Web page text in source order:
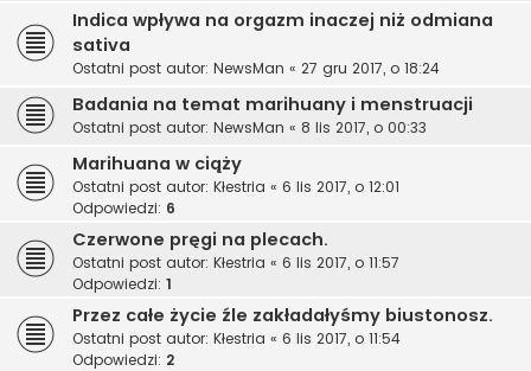
Indica wpływa na orgazm inaczej niż odmiana
sativa
Ostatni post autor: NewsMan « 27 gru 2017, o 18:24
Badania na temat marihuany i menstruacji
Ostatni post autor: NewsMan « 8 lis 2017, o 00:33
Marihuana w ciąży
Ostatni post autor: Kłestria « 6 lis 2017, o 12:01
Odpowiedzi: 6
Czerwone pręgi na plecach.
Ostatni post autor: Kłestria « 6 lis 2017, o 11:57
Odpowiedzi: 1
Przez całe życie źle zakładałyśmy biustonosz.
Ostatni post autor: Kłestria « 6 lis 2017, o 11:54
Odpowiedzi: 2